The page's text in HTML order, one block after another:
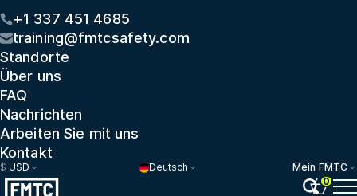
+1 337 451 4685
training@fmtcsafety.com
Standorte
Über uns
FAQ
Nachrichten
Arbeiten Sie mit uns
Kontakt
$ USD Deutsch
Mein FMTC
0